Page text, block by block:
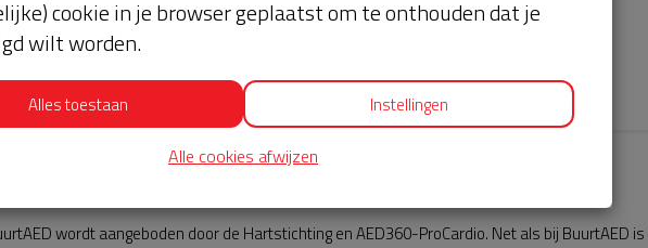
wordt aangeboden door de Hartstichting en AED360-ProCardio. Net als bij BuurtAED
cookie in je browser geplaatst om te onthouden dat je
wilt worden.
Alles toestaan Instellingen
Alle cookies afwijzen